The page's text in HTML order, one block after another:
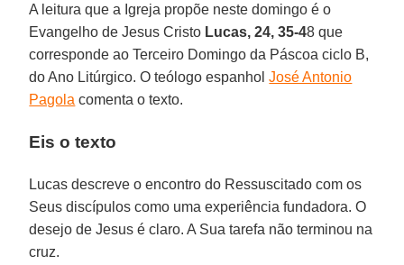
A leitura que a Igreja propõe neste domingo é o
Evangelho de Jesus Cristo Lucas, 24, 35-48 que
corresponde ao Terceiro Domingo da Páscoa ciclo B,
do Ano Litúrgico. O teólogo espanholJosé Antonio
Pagola comenta o texto.
Eis o texto
Lucas descreve o encontro do Ressuscitado com os
Seus discípulos como uma experiência fundadora. O
desejo de Jesus é claro. A Sua tarefa não terminou na
cruz.